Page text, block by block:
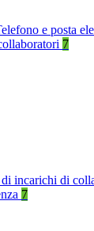
e posta
7
incarichi di
7